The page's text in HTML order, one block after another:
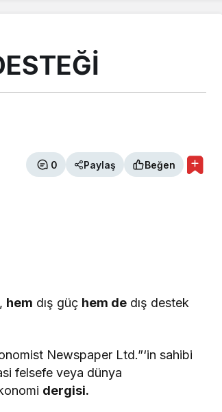
0 Paylaş Beğen
hem dış güç hem de dış destek
Newspaper Ltd.”‘in sahibi
felsefe veya dünya
dergisi.